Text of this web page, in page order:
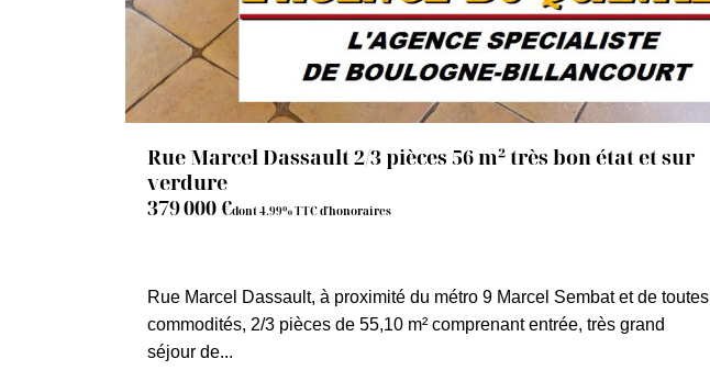
Rue Marcel Dassault 2/3 pièces 56 m² très bon état et sur
verdure
379 000 €dont 4.99% TTC d'honoraires
Rue Marcel Dassault, à proximité du métro 9 Marcel Sembat et de toutes
commodités, 2/3 pièces de 55,10 m² comprenant entrée, très grand
séjour de...